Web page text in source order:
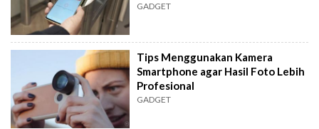
GADGET
Tips Menggunakan Kamera
Smartphone agar Hasil Foto Lebih
Profesional
GADGET